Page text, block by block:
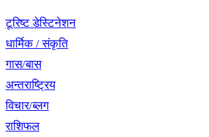
टूरिष्ट डेस्टिनेशन
धार्मिक / संकृति
गास/बास
अन्तराष्ट्रिय
विचार/ब्लग
राशिफल